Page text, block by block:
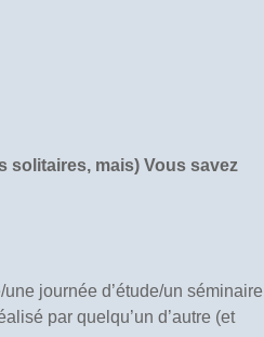
solitaires, mais) Vous savez
journée d’étude/un
par quelqu’un d’autre (et